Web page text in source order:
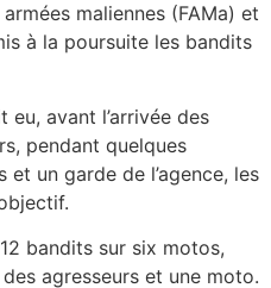
maliennes (FAMa) et
à la poursuite les bandits
eu, avant l’arrivée des
pendant quelques
et un garde de l’agence, les
bandits sur six motos,
agresseurs et une moto.